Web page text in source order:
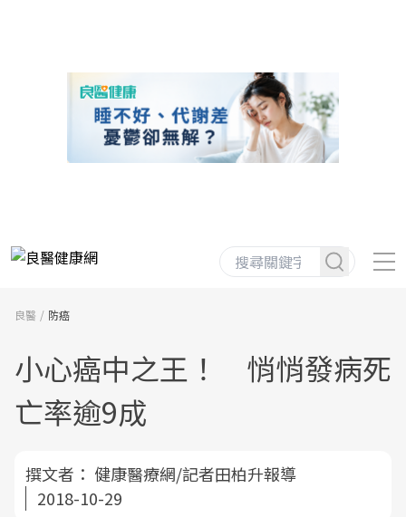
良醫 防癌
小心癌中之王！ 悄悄發病死
亡率逾9成
撰文者： 健康醫療網/記者田柏升報導
2018-10-29